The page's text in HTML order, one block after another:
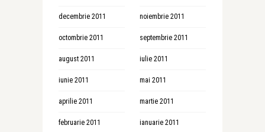
decembrie 2011 noiembrie 2011
octombrie 2011 septembrie 2011
august 2011 iulie 2011
iunie 2011 mai 2011
aprilie 2011 martie 2011
februarie 2011 ianuarie 2011